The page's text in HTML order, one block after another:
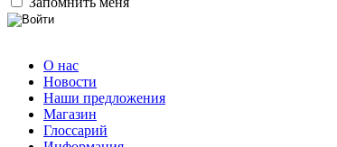
О нас
Новости
Наши предложения
Магазин
Глоссарий